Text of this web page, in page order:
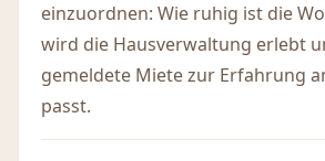
einzuordnen: Wie ruhig ist die
wird die Hausverwaltung erlebt
gemeldete Miete zur Erfahrung
passt.